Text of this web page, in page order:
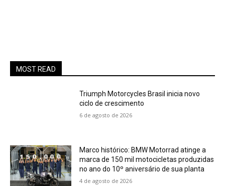
MOST READ
Triumph Motorcycles Brasil inicia novo
ciclo de crescimento
6 de agosto de 2026
Marco histórico: BMW Motorrad atinge a
marca de 150 mil motocicletas produzidas
no ano do 10º aniversário de sua planta
4 de agosto de 2026